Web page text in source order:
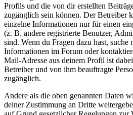
Profils und die von dir erstellten
zugänglich sein können. Der Betreiber
einzelne Informationen nur für einen
(z. B. andere registrierte Benutzer,
sind. Wenn du Fragen dazu hast, suche
Informationen im Forum oder
Mail-Adresse aus deinem Profil ist
Betreiber und von ihm beauftragte
zugänglich.
Andere als die oben genannten Daten
deiner Zustimmung an Dritte